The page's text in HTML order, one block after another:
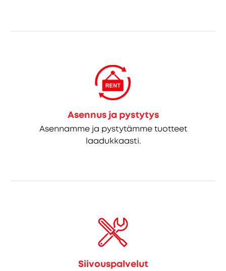
Asennus ja pystytys
Asennamme ja pystytämme tuotteet
laadukkaasti.
Siivouspalvelut